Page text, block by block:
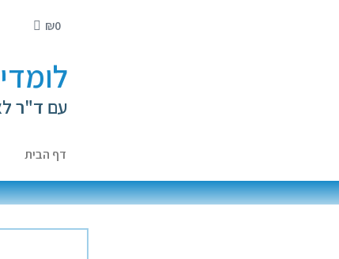
₪0
עם ד"ר
דף הבית